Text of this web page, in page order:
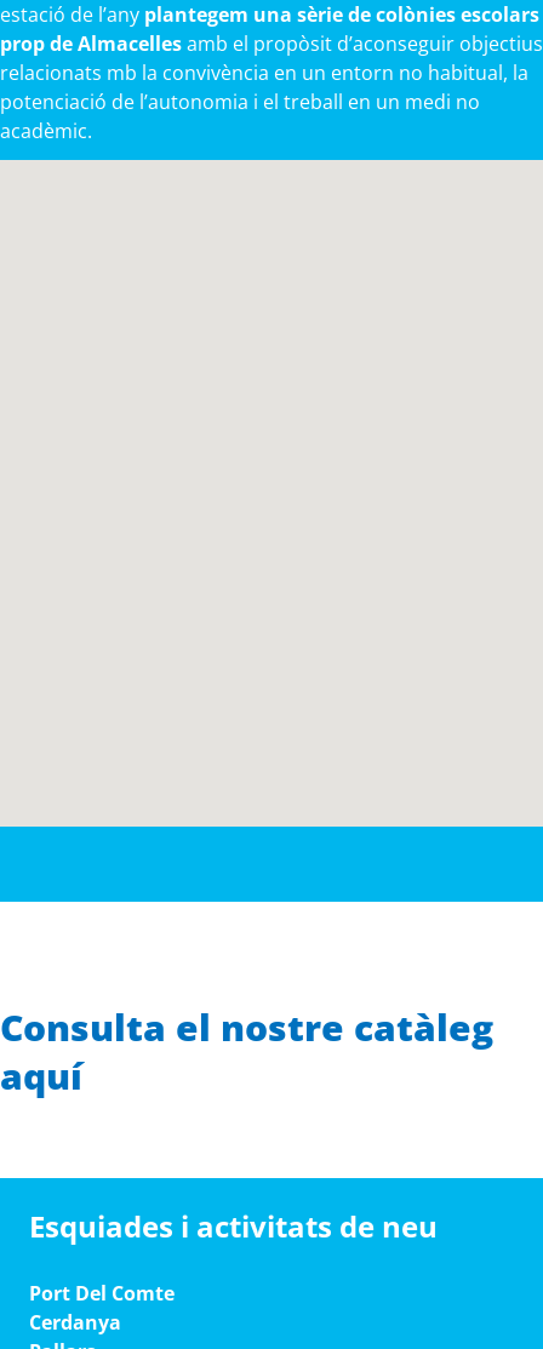
estació de l’any plantegem una sèrie de colònies escolars
prop de Almacellesamb el propòsit d’aconseguir objectius
relacionats mb la convivència en un entorn no habitual, la
potenciació de l’autonomia i el treball en un medi no
acadèmic.
Consulta el nostre catàleg
aquí
Esquiades i activitats de neu
Port Del Comte
Cerdanya